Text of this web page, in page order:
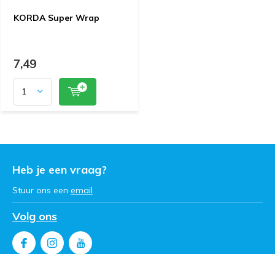
KORDA Super Wrap
7,49
Heb je een vraag?
Stuur ons een email
Volg ons